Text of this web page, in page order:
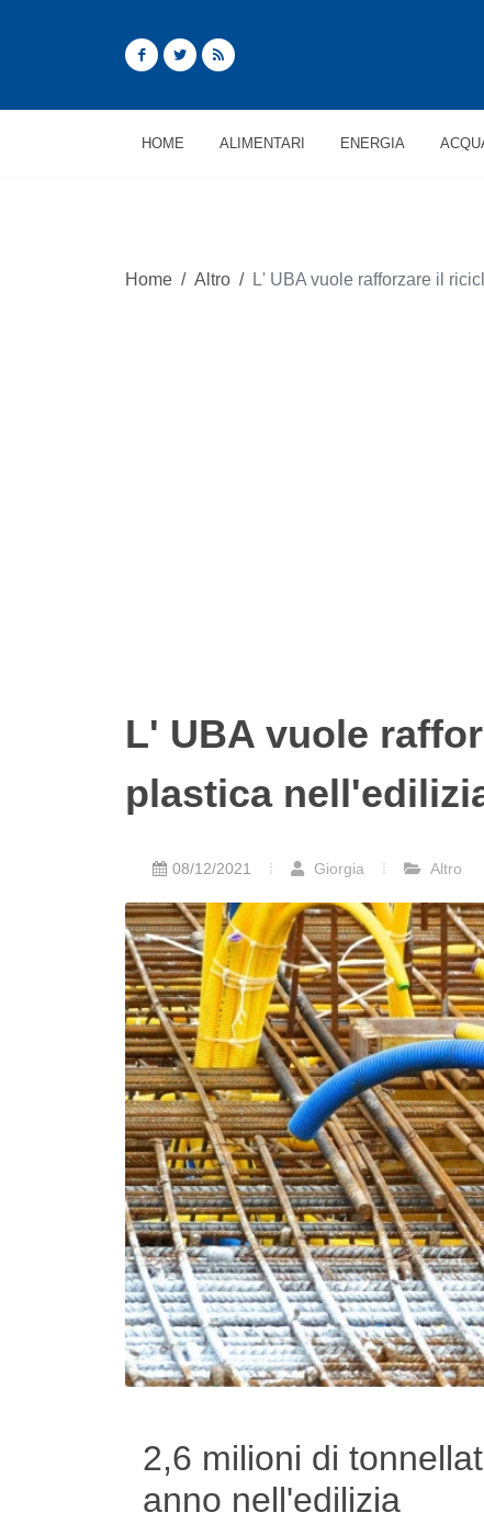
HOME ALIMENTARI ENERGIA
Home / Altro / L' UBA vuole rafforzare il
L' UBA vuole
plastica
08/12/2021 Giorgia Altro
2,6 milioni di
anno nell'edilizia